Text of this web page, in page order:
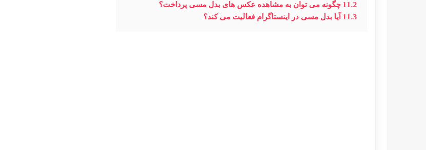
11.2 چگونه می توان به مشاهده عکس های بدل مسی پرداخت؟
11.3 آیا بدل مسی در اینستاگرام فعالیت می کند؟